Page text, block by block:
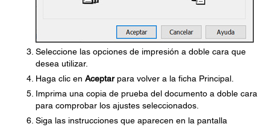
Seleccione las opciones de impresión a doble cara que
desea utilizar.
Haga clic en Aceptarpara volver a la ficha Principal.
Imprima una copia de prueba del documento a doble cara
para comprobar los ajustes seleccionados.
Siga las instrucciones que aparecen en la pantalla